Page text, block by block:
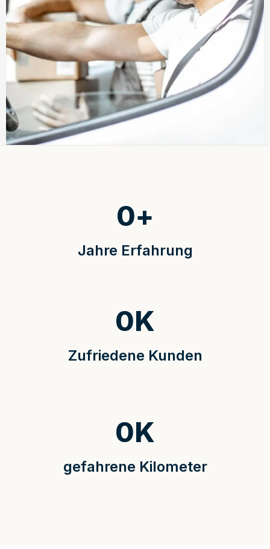
Jahre Erfahrung
0+
Zufriedene Kunden
0K
gefahrene Kilometer
0K